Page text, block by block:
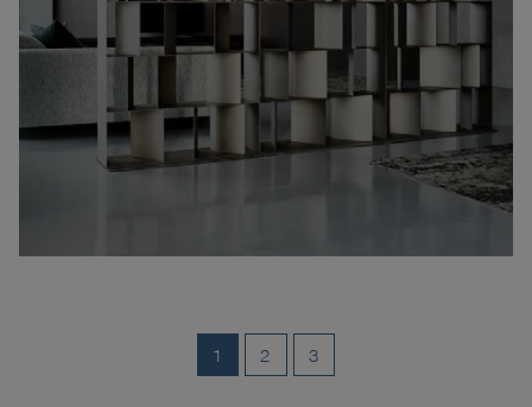
1 2 3